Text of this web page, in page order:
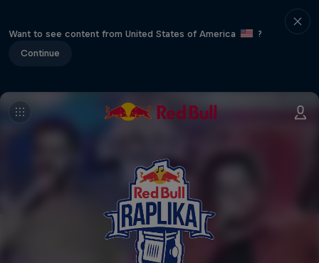
Want to see content from United States of America
?
Continue